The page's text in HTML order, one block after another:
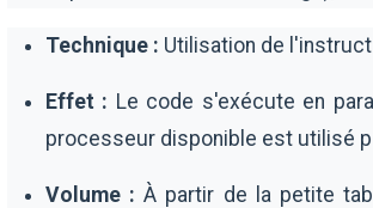
Technique : Utilisation de
Effet : Le code s'exécute en
processeur disponible est utilisé
Volume : À partir de la petite